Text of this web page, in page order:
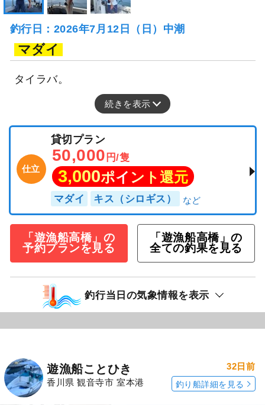
釣行日：2026年7月12日（日）中潮
マダイ
タイラバ。
続きを表示
仕立
貸切プラン
50,000 円/隻
3,000ポイント還元
マダイ キス（シロギス）
「遊漁船高橋」の
予約プランを見る
「遊漁船高橋」の
全ての釣果を見る
釣行当日の気象情報を表示
遊漁船ことひき
香川県 観音寺市 室本港
32日前
釣り船詳細を見る